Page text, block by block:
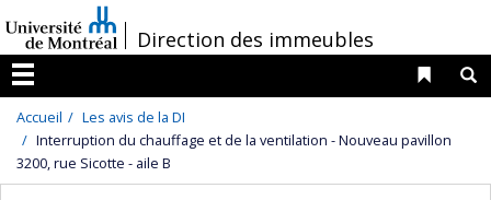
au
contenu
/Direction des immeubles
Menu
Liens
Accueil
Les avis de la DI
Interruption du chauffage et de la ventilation - Nouveau pavillon
3200, rue Sicotte - aile B